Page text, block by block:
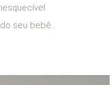
seu bebê...